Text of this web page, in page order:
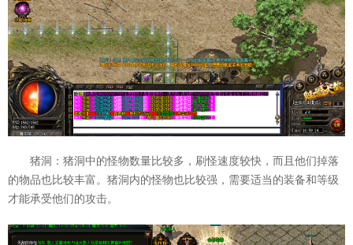
猪洞：猪洞中的怪物数量比较多，刷怪速度较快，而且他们掉落
的物品也比较丰富。猪洞内的怪物也比较强，需要适当的装备和等级
才能承受他们的攻击。